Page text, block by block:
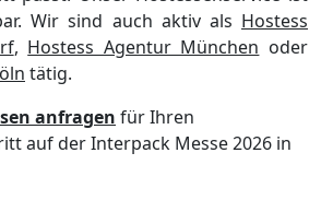
Wir sind auch aktiv als Hostess
, Hostess Agentur München oder
tätig.
anfragen für Ihren
auf der Interpack Messe 2026 in